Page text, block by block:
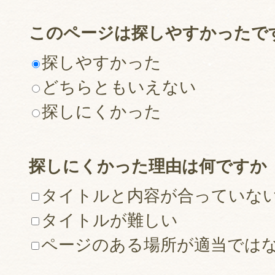
このページは探しやすかったで
探しやすかった
どちらともいえない
探しにくかった
探しにくかった理由は何ですか
タイトルと内容が合っていな
タイトルが難しい
ページのある場所が適当では